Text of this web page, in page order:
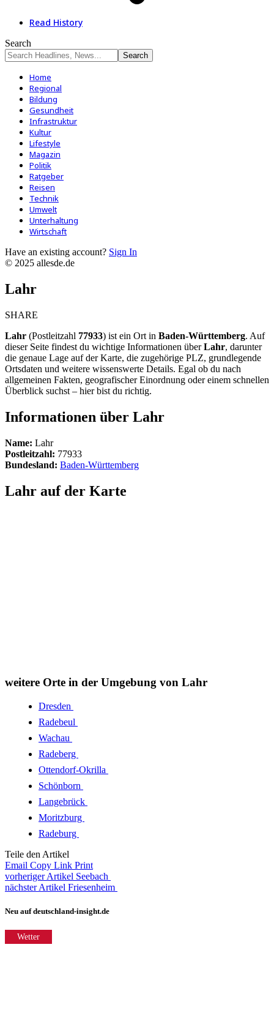
Read History
Search
Home
Regional
Bildung
Gesundheit
Infrastruktur
Kultur
Lifestyle
Magazin
Politik
Ratgeber
Reisen
Technik
Umwelt
Unterhaltung
Wirtschaft
Have an existing account? Sign In
© 2025 allesde.de
Lahr
SHARE
Lahr (Postleitzahl 77933) ist ein Ort in Baden-Württemberg. Auf
dieser Seite findest du wichtige Informationen überLahr, darunter
die genaue Lage auf der Karte, die zugehörige PLZ, grundlegende
Ortsdaten und weitere wissenswerte Details. Egal ob du nach
allgemeinen Fakten, geografischer Einordnung oder einem schnellen
Überblick suchst – hier bist du richtig.
Informationen über Lahr
Name: Lahr
Postleitzahl: 77933
Bundesland: Baden-Württemberg
Lahr auf der Karte
weitere Orte in der Umgebung von Lahr
Dresden
Radebeul
Wachau
Radeberg
Ottendorf-Okrilla
Schönborn
Langebrück
Moritzburg
Radeburg
Teile den Artikel
Email Copy Link Print
vorheriger Artikel Seebach
nächster Artikel Friesenheim
Neu auf deutschland-insight.de
Wetter